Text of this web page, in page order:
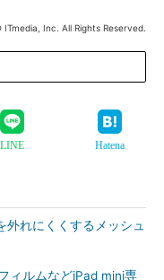
Inc. All Rights Reserved.
LINE Hatena
外れにくくするメッシュ
ィルムなどiPad mini専